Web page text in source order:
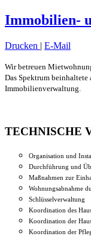
Immobilien-
Drucken | E-Mail
Wir betreuen
Das Spektrum
Immobilienverwaltung.
TECHNISCHE
Organisation und
Durchführung und
Maßnahmen zur
Wohnungsabnahme
Schlüsselverwaltung
Koordination des
Koordination der
Koordination der